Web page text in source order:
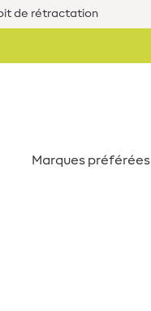
de rétractation
Marques préférées